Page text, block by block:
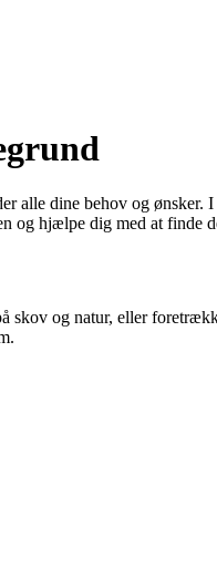
alle dine behov og ønsker.
og hjælpe dig med at finde
og natur, eller